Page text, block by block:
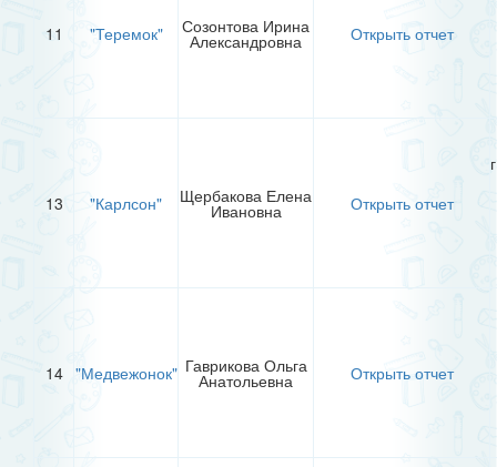
11 "Теремок" Созонтова Ирина
Александровна Открыть отчет
13 "Карлсон" Щербакова Елена
Ивановна Открыть отчет
14 "Медвежонок" Гаврикова Ольга
Анатольевна Открыть отчет